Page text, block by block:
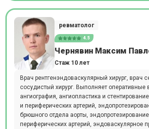
ревматолог
4.5
Чернявин Максим
Стаж 10 лет
Врач рентгенэндоваскулярный хирург, врач
сосудистый хирург. Выполняет оперативные
ангиография, ангиопластика и
и периферических артерий,
брюшного отдела аорты,
периферических артерий, эндоваскулярное